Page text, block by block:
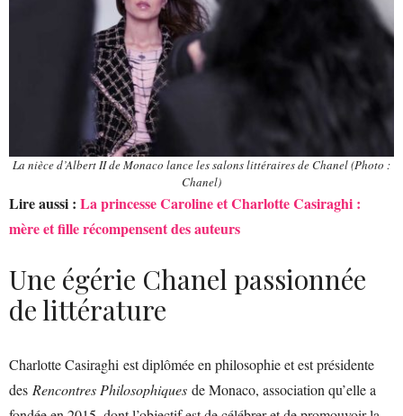
La nièce d’Albert II de Monaco lance les salons littéraires de Chanel (Photo :
Chanel)
Lire aussi : La princesse Caroline et Charlotte Casiraghi :
mère et fille récompensent des auteurs
Une égérie Chanel passionnée
de littérature
Charlotte Casiraghi est diplômée en philosophie et est présidente
des Rencontres Philosophiques de Monaco, association qu’elle a